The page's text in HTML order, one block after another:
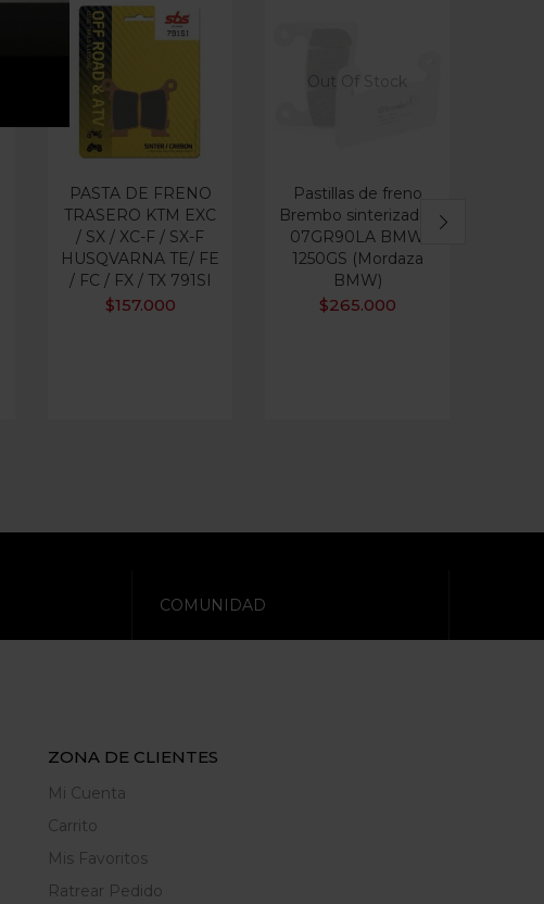
PASTA DE FRENO
TRASERO KTM EXC
/ SX / XC-F / SX-F
HUSQVARNA TE/ FE
/ FC / FX / TX 791SI
$157.000
Out Of Stock
Pastillas de freno
Brembo sinterizadas
07GR90LA BMW
1250GS (Mordaza
BMW)
$265.000
COMUNIDAD
ZONA DE CLIENTES
Mi Cuenta
Carrito
Mis Favoritos
Ratrear Pedido